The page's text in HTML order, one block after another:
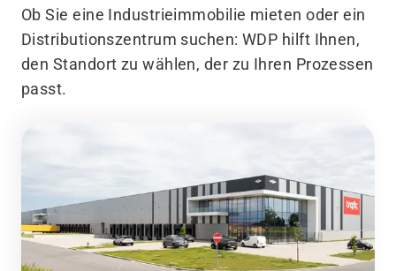
Ob Sie eine Industrieimmobilie mieten oder ein
Distributionszentrum suchen: WDP hilft Ihnen,
den Standort zu wählen, der zu Ihren Prozessen
passt.